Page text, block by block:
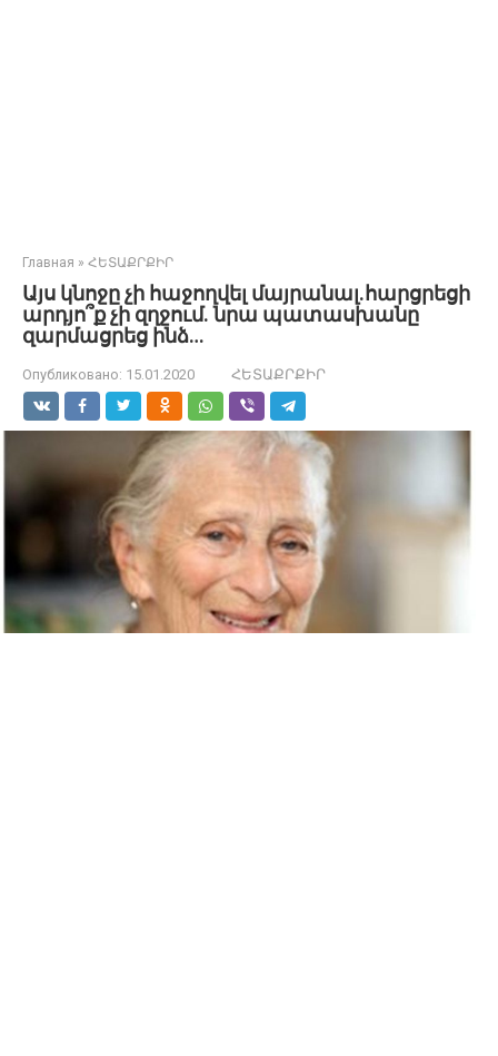
Главная » ՀԵՏԱՔՐՔԻՐ
Այս կնոջը չի հաջողվել մայրանալ.հարցրեցի
արդյո՞ք չի զղջում. նրա պատասխանը
զարմացրեց ինձ…
Опубликовано: 15.01.2020 ՀԵՏԱՔՐՔԻՐ